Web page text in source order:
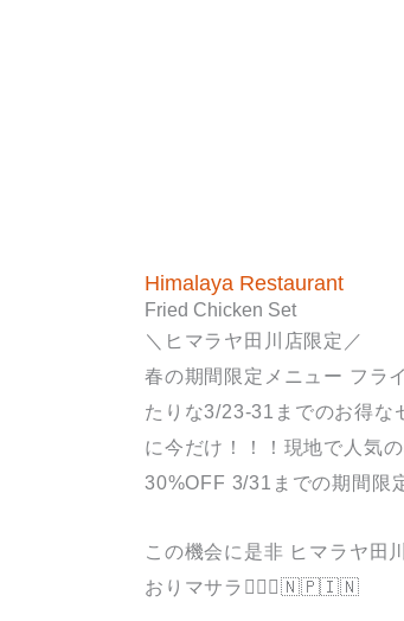
Himalaya Restaurant
Fried Chicken Set
＼ヒマラヤ田川店限定／
春の期間限定メニュー フラ
たりな3/23-31までのお得な
に今だけ！！！現地で人気
30%OFF 3/31までの期間限
この機会に是非 ヒマラヤ田
おりマサラ💁🏽‍♂️🇳🇵🇮🇳